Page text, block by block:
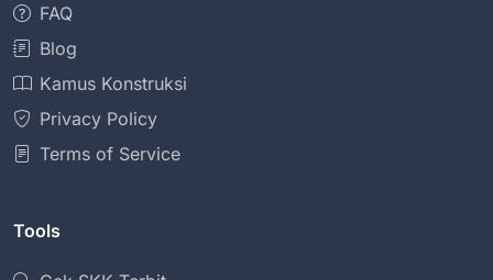
FAQ
Blog
Kamus Konstruksi
Privacy Policy
Terms of Service
Tools